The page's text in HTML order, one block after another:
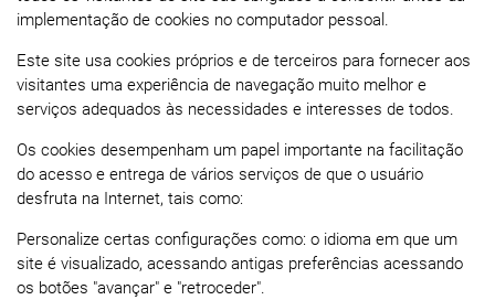
implementação de cookies no computador pessoal.
Este site usa cookies próprios e de terceiros para fornecer aos
visitantes uma experiência de navegação muito melhor e
serviços adequados às necessidades e interesses de todos.
Os cookies desempenham um papel importante na facilitação
do acesso e entrega de vários serviços de que o usuário
desfruta na Internet, tais como:
Personalize certas configurações como: o idioma em que um
site é visualizado, acessando antigas preferências acessando
os botões "avançar" e "retroceder".